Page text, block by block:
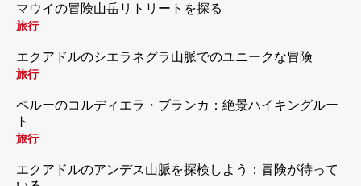
マウイの冒険山岳リトリートを探る
旅行
エクアドルのシエラネグラ山脈でのユニークな冒険
旅行
ペルーのコルディエラ・ブランカ：絶景ハイキングルー
ト
旅行
エクアドルのアンデス山脈を探検しよう：冒険が待って